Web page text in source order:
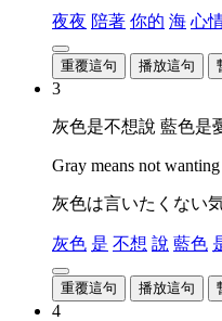
夜夜 陪著 你的 海 心
重覆這句 播放這句
3
灰色是不想說 藍色是
Gray means not
灰色は言いたくない
灰色 是 不想 說 藍色
重覆這句 播放這句
4